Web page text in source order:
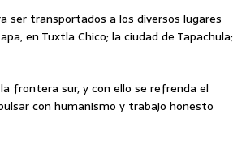
ser transportados a los diversos lugares
en Tuxtla Chico; la ciudad de Tapachula;
frontera sur, y con ello se refrenda el
con humanismo y trabajo honesto